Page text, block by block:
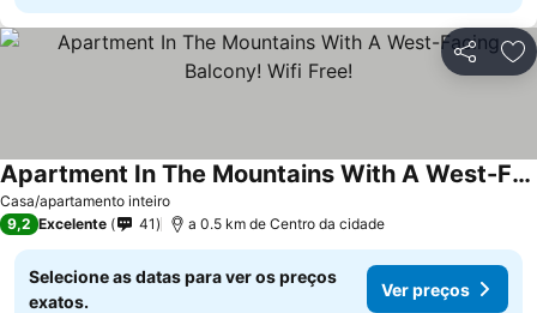
Partilhar
Casa/apartamento inteiro
Apartment In The Mountains With A West-Facing Balcony! Wifi Free!
9,2 Excelente 41 a 0.5 km de Centro da cidade
Selecione as datas para ver os preços
exatos.
Ver preços